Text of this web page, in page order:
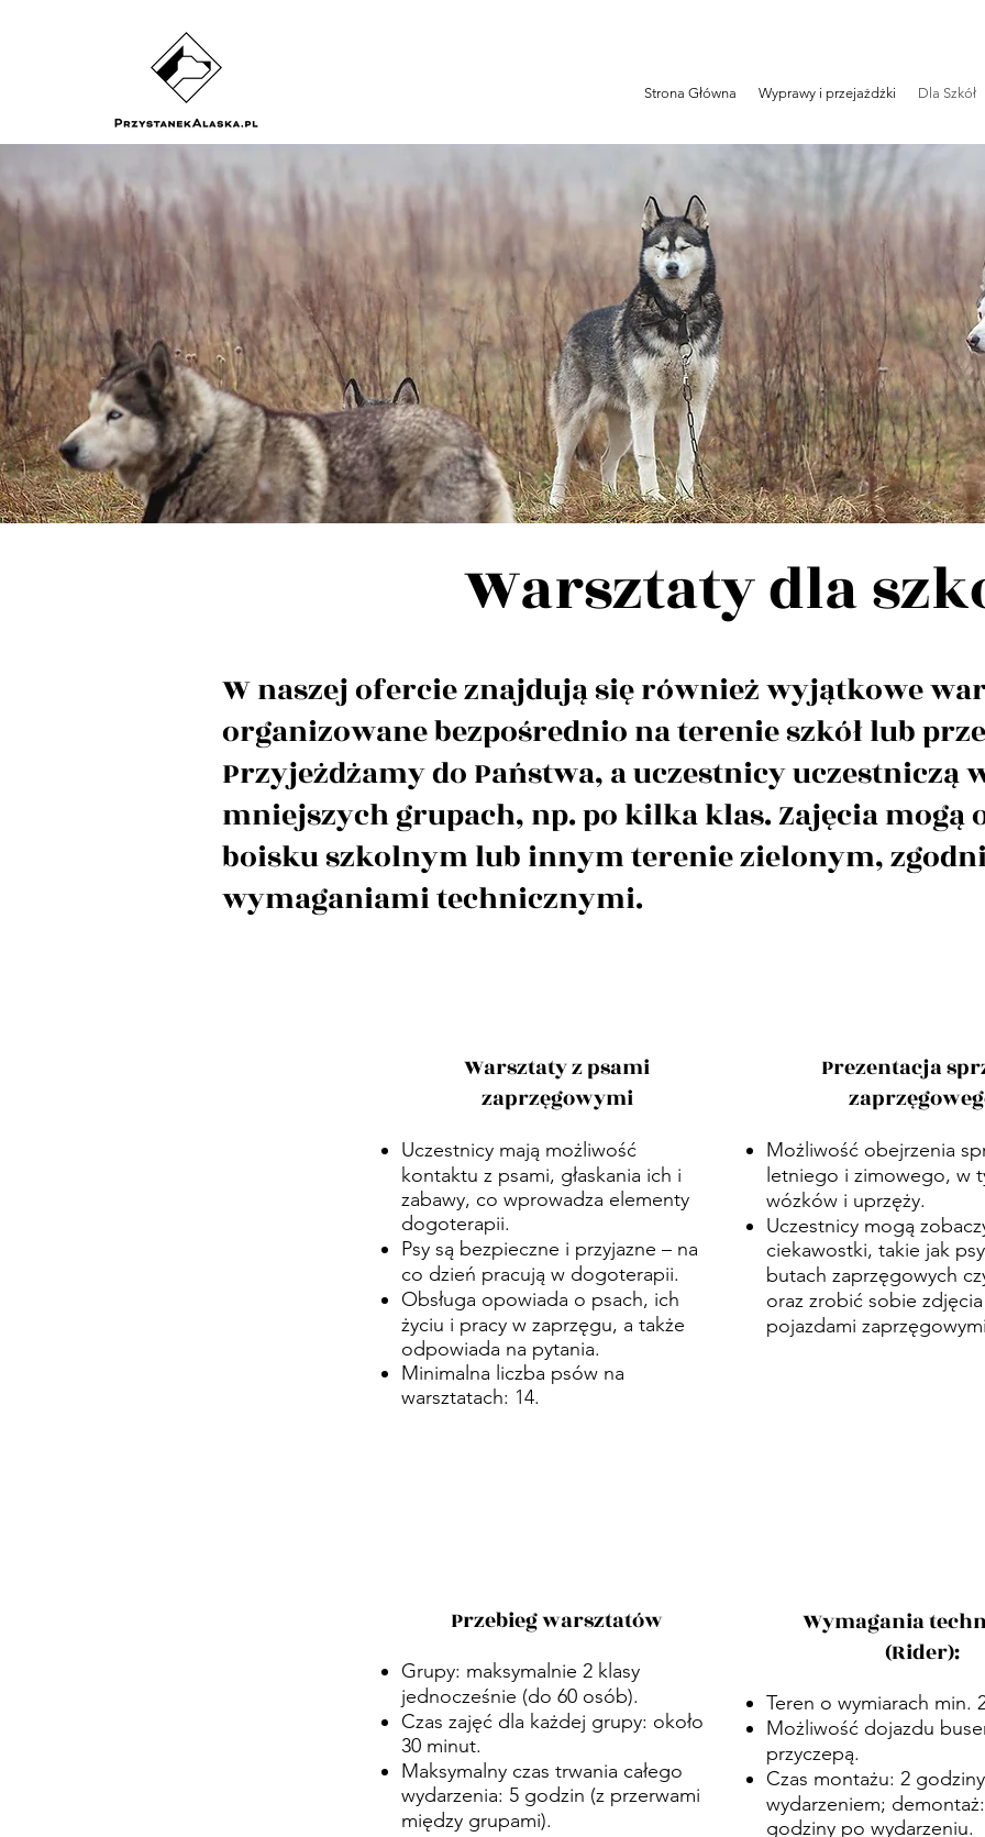
Strona Główna Wyprawy i przejażdżki Dla Szkół
Warsztaty dla
Warsztaty z psami
zaprzęgowymi
Uczestnicy mają możliwość
kontaktu z psami, głaskania ich i
zabawy, co wprowadza elementy
dogoterapii.
Psy są bezpieczne i przyjazne – na
co dzień pracują w dogoterapii.
Obsługa opowiada o psach, ich
życiu i pracy w zaprzęgu, a także
odpowiada na pytania.
Minimalna liczba psów na
warsztatach: 14.
Przebieg warsztatów
Grupy: maksymalnie 2 klasy
jednocześnie (do 60 osób).
Czas zajęć dla każdej grupy: około
30 minut.
Maksymalny czas trwania całego
wydarzenia: 5 godzin (z przerwami
między grupami).
Prezentacja
Możliwość obejrzenia
letniego i zimowego, w
wózków i uprzęży.
Uczestnicy mogą
ciekawostki, takie jak
butach zaprzęgowych
oraz zrobić sobie
pojazdami
Wymagania
(Rider):
Teren o wymiarach min.
Możliwość dojazdu
przyczepą.
Czas montażu: 2
wydarzeniem;
godziny po wydarzeniu.
W naszej ofercie znajdują się również wyjątkowe
organizowane bezpośrednio na terenie szkół lub
Przyjeżdżamy do Państwa, a uczestnicy uczestniczą
mniejszych grupach, np. po kilka klas. Zajęcia mogą
boisku szkolnym lub innym terenie zielonym,
wymaganiami technicznymi.